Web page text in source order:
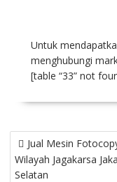
Untuk
menghubungi
[table “33” not
Jual Mesin
Wilayah Jagakarsa
Selatan